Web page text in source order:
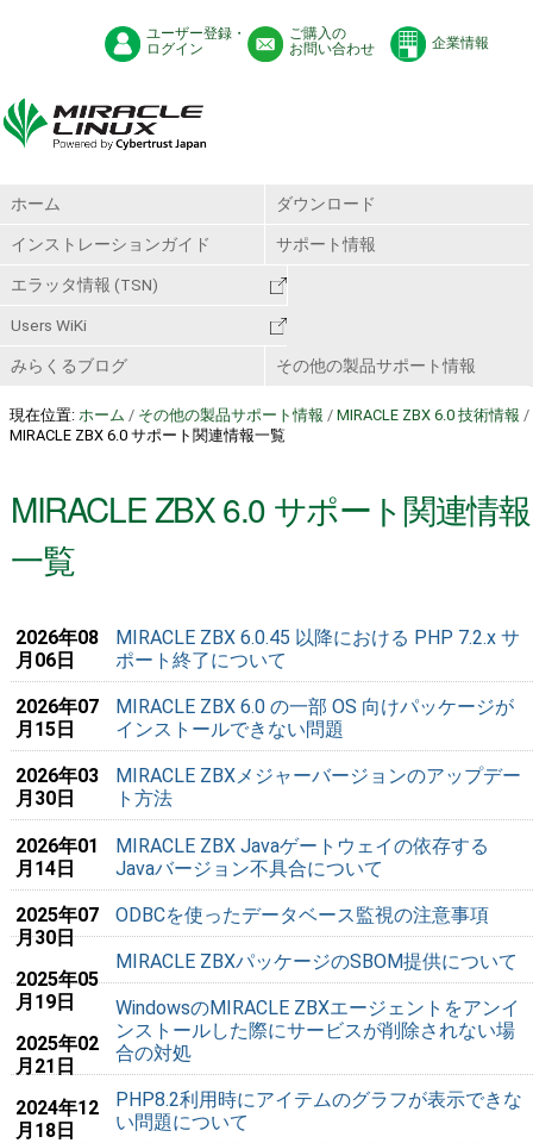
ユーザー登録・
ログイン
ご購入の
お問い合わせ
企業情報
ホーム ダウンロード
インストレーションガイド サポート情報
エラッタ情報 (TSN)
Users WiKi
みらくるブログ その他の製品サポート情報
現在位置: ホーム / その他の製品サポート情報 / MIRACLE ZBX 6.0 技術情報 /
MIRACLE ZBX 6.0 サポート関連情報一覧
MIRACLE ZBX 6.0 サポート関連情報
一覧
2026年08
月06日
MIRACLE ZBX 6.0.45 以降における PHP 7.2.x サ
ポート終了について
2026年07
月15日
MIRACLE ZBX 6.0 の一部 OS 向けパッケージが
インストールできない問題
2026年03
月30日
MIRACLE ZBXメジャーバージョンのアップデー
ト方法
2026年01
月14日
MIRACLE ZBX Javaゲートウェイの依存する
Javaバージョン不具合について
2025年07
月30日
ODBCを使ったデータベース監視の注意事項
2025年05
月19日
MIRACLE ZBXパッケージのSBOM提供について
2025年02
月21日
WindowsのMIRACLE ZBXエージェントをアンイ
ンストールした際にサービスが削除されない場
合の対処
2024年12
月18日
PHP8.2利用時にアイテムのグラフが表示できな
い問題について